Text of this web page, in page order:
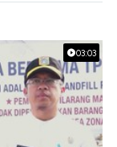
03:03